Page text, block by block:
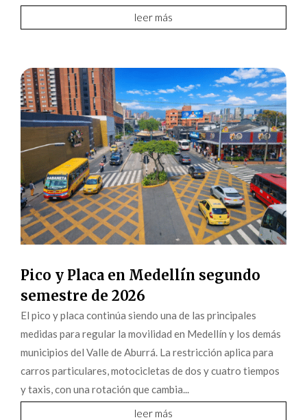
leer más
Pico y Placa en Medellín segundo
semestre de 2026
El pico y placa continúa siendo una de las principales
medidas para regular la movilidad en Medellín y los demás
municipios del Valle de Aburrá. La restricción aplica para
carros particulares, motocicletas de dos y cuatro tiempos
y taxis, con una rotación que cambia...
leer más